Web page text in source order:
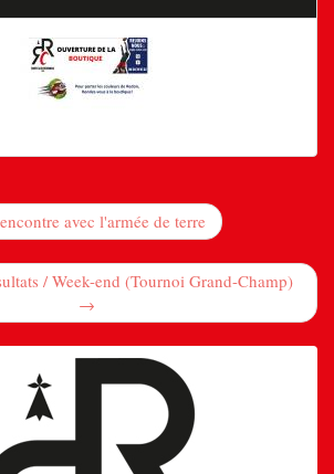
avec l'armée de terre
/ Week-end (Tournoi Grand-Champ)
→